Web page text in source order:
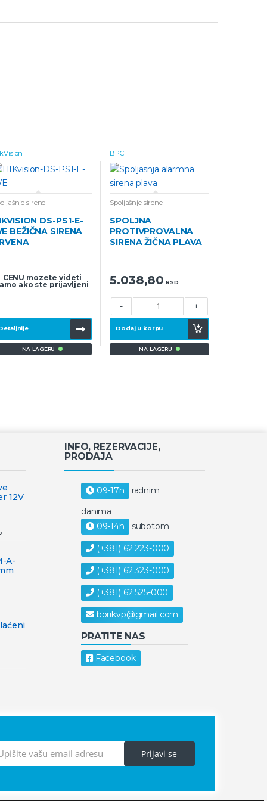
sirene
DS-PS1-E-
BEŽIČNA SIRENA
CENU mozete videti
ako ste prijavljeni
NA LAGERU
BPC
Spoljašnje sirene
SPOLJNA
PROTIVPROVALNA
SIRENA ŽIČNA PLAVA
5.038,80 RSD
- +
Dodaj u korpu
NA LAGERU
12V
A-
INFO, REZERVACIJE,
PRODAJA
09-17h
radnim
danima
09-14h
subotom
(+381) 62 223-000
(+381) 62 323-000
(+381) 62 525-000
borikvp@gmail.com
PRATITE NAS
Facebook
Prijavi se